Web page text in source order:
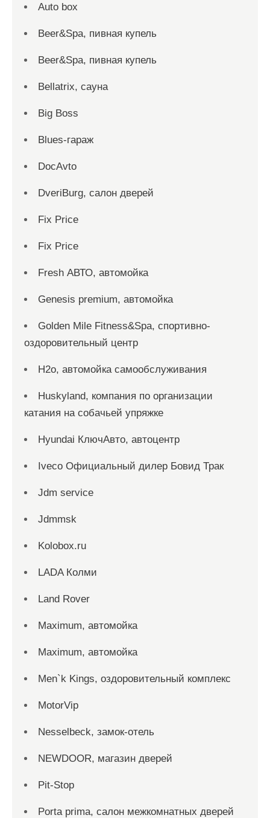
Auto box
Beer&Spa, пивная купель
Beer&Spa, пивная купель
Bellatrix, сауна
Big Boss
Blues-гараж
DocAvto
DveriBurg, салон дверей
Fix Price
Fix Price
Fresh АВТО, автомойка
Genesis premium, автомойка
Golden Mile Fitness&Spa, спортивно-
оздоровительный центр
H2o, автомойка самообслуживания
Huskyland, компания по организации
катания на собачьей упряжке
Hyundai КлючАвто, автоцентр
Iveco Официальный дилер Бовид Трак
Jdm service
Jdmmsk
Kolobox.ru
LADA Колми
Land Rover
Maximum, автомойка
Maximum, автомойка
Men`k Kings, оздоровительный комплекс
MotorVip
Nesselbeck, замок-отель
NEWDOOR, магазин дверей
Pit-Stop
Porta prima, салон межкомнатных дверей